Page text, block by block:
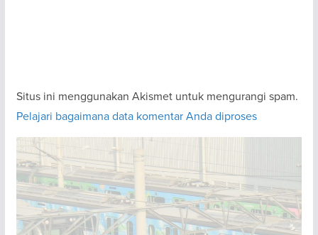
Situs ini menggunakan Akismet untuk mengurangi spam.
Pelajari bagaimana data komentar Anda diproses